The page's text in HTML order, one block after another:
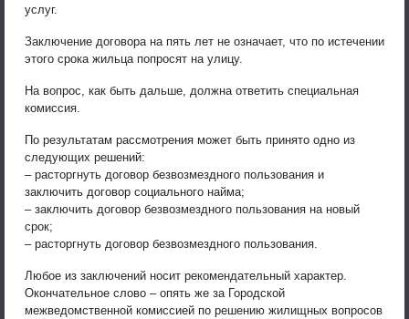
услуг.
Заключение договора на пять лет не означает, что по истечении
этого срока жильца попросят на улицу.
На вопрос, как быть дальше, должна ответить специальная
комиссия.
По результатам рассмотрения может быть принято одно из
следующих решений:
– расторгнуть договор безвозмездного пользования и
заключить договор социального найма;
– заключить договор безвозмездного пользования на новый
срок;
– расторгнуть договор безвозмездного пользования.
Любое из заключений носит рекомендательный характер.
Окончательное слово – опять же за Городской
межведомственной комиссией по решению жилищных вопросов